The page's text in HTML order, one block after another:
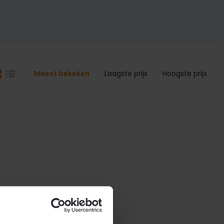
Meest bekeken Laagste prijs Hoogste prijs